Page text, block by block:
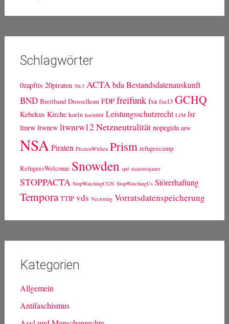
Schlagwörter
0zapftis 20piraten 30c3 ACTA bda Bestandsdatenauskunft
BND Breitband Drosselkom FDP freifunk fsa fsa13 GCHQ
Kebekus Kirche koeln koelnhbf Leistungsschutzrecht LfM lsr
ltnrw ltwnrw ltwnrw12 Netzneutralität nopegida nrw
NSA Piraten PiratenWirken Prism refugeecamp
RefugeesWelcome Snowden spd staatstrojaner
STOPPACTA StopWatchingCGN StopWatchingUs Störerhaftung
Tempora TTIP vds Vectoring Vorratsdatenspeicherung
Kategorien
Allgemein
Antifaschismus